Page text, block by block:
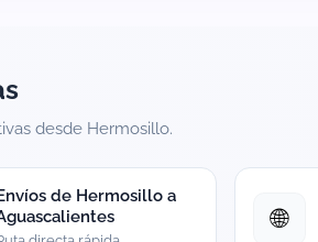
desde Hermosillo.
de Hermosillo a
🌐